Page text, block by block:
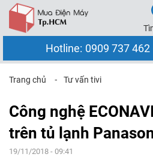
Hotline: 0909 737 462
Trang chủ ⁃ Tư vấn tivi
Công nghệ
trên tủ lạnh
19/11/2018 - 09:41